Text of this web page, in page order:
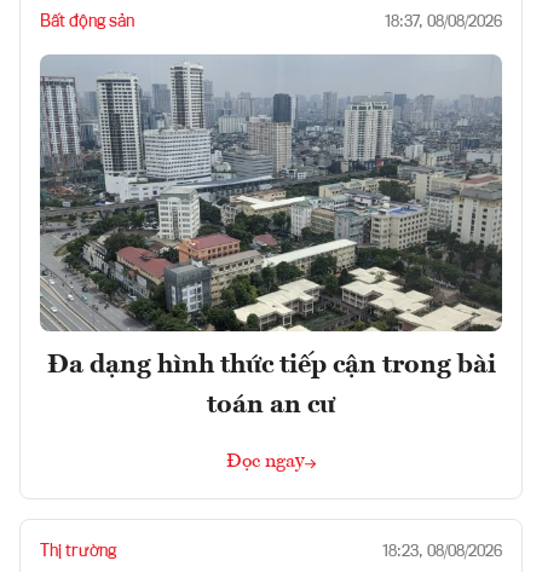
Bất động sản 18:37, 08/08/2026
Đa dạng hình thức tiếp cận trong bài
toán an cư
Đọc ngay
Thị trường 18:23, 08/08/2026